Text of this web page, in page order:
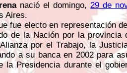
nació el domingo, 29 de
Aires.
fue electo en representación
de la Nación por la provincia
por el Trabajo, la
a su banca en 2002 para
la Presidencia durante el